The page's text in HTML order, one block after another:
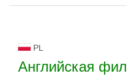
PL
Английская